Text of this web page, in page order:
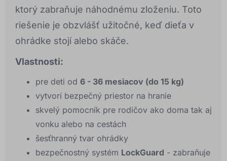
ktorý zabraňuje náhodnému zloženiu. Toto
riešenie je obzvlášť užitočné, keď dieťa v
ohrádke stojí alebo skáče.
Vlastnosti:
pre deti od 6 - 36 mesiacov (do 15 kg)
vytvorí bezpečný priestor na hranie
skvelý pomocník pre rodičov ako doma tak aj
vonku alebo na cestách
šesťhranný tvar ohrádky
bezpečnostný systém LockGuard - zabraňuje